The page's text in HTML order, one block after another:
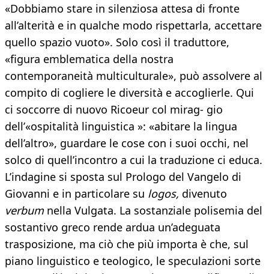
«Dobbiamo stare in silenziosa attesa di fronte
all’alterità e in qualche modo rispettarla, accettare
quello spazio vuoto». Solo così il traduttore,
«figura emblematica della nostra
contemporaneità multiculturale», può assolvere al
compito di cogliere le diversità e accoglierle. Qui
ci soccorre di nuovo Ricoeur col mirag- gio
dell’«ospitalità linguistica »: «abitare la lingua
dell’altro», guardare le cose con i suoi occhi, nel
solco di quell’incontro a cui la traduzione ci educa.
L’indagine si sposta sul Prologo del Vangelo di
Giovanni e in particolare su logos, divenuto
verbumnella Vulgata. La sostanziale polisemia del
sostantivo greco rende ardua un’adeguata
trasposizione, ma ciò che più importa è che, sul
piano linguistico e teologico, le speculazioni sorte